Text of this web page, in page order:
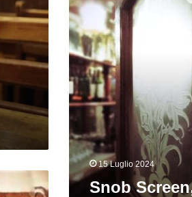
arredo
da
pub
inglese:
di
classe,
ma
classista!
15 Luglio 2024
Snob